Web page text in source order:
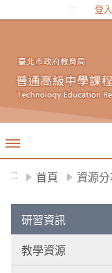
移至網頁之主要內容
::: 登入
::: 首頁 資源分
研習資訊
教學資源